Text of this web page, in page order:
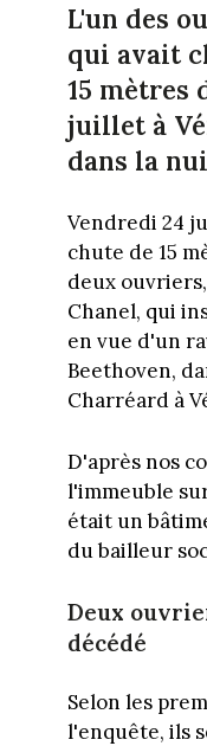
L'un des
qui avait
15 mètres
juillet à
dans la
Vendredi 24
chute de 15
deux
Chanel, qui
en vue d'un
Beethoven,
Charréard à
D'après nos
l'immeuble
était un
du bailleur
Deux
décédé
Selon les
l'enquête, ils